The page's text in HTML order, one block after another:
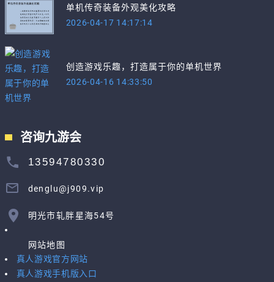
单机传奇装备外观美化攻略
2026-04-17 14:17:14
创造游戏乐趣，打造属于你的单机世界
2026-04-16 14:33:50
咨询九游会
13594780330
denglu@j909.vip
明光市轧胖星海54号
网站地图
真人游戏官方网站
真人游戏手机版入口